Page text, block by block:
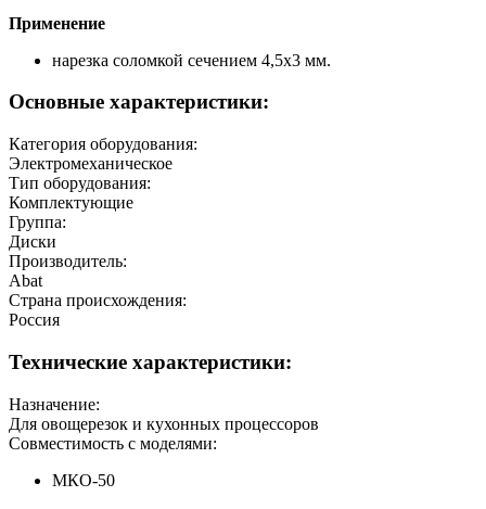
Применение
нарезка соломкой сечением 4,5х3 мм.
Основные характеристики:
Категория оборудования:
Электромеханическое
Тип оборудования:
Комплектующие
Группа:
Диски
Производитель:
Abat
Страна происхождения:
Россия
Технические характеристики:
Назначение:
Для овощерезок и кухонных процессоров
Совместимость с моделями:
МКО-50